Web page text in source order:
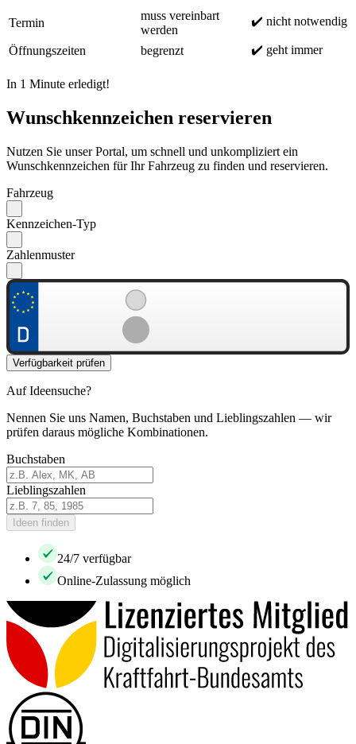
Termin
muss vereinbart
werden
✔️ nicht notwendig
Öffnungszeiten begrenzt ✔️ geht immer
In 1 Minute erledigt!
Wunschkennzeichen reservieren
Nutzen Sie unser Portal, um schnell und unkompliziert ein
Wunschkennzeichen für Ihr Fahrzeug zu finden und reservieren.
Fahrzeug
Kennzeichen-Typ
Zahlenmuster
Verfügbarkeit prüfen
Auf Ideensuche?
Nennen Sie uns Namen, Buchstaben und Lieblingszahlen — wir
prüfen daraus mögliche Kombinationen.
Buchstaben
Lieblingszahlen
Ideen finden
24/7 verfügbar
Online-Zulassung möglich